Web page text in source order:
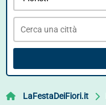
LaFestaDeiFiori.it